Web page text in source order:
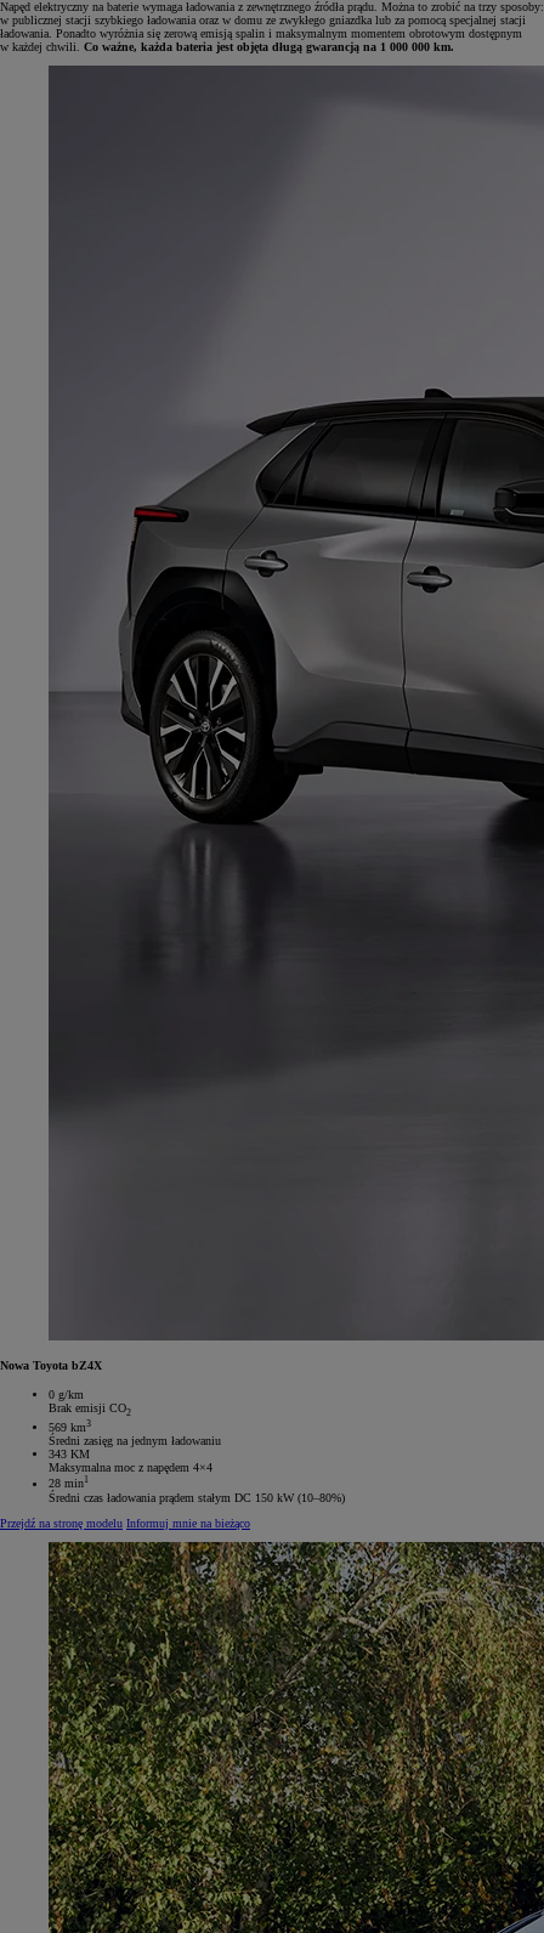
Napęd elektryczny na baterie wymaga ładowania z zewnętrznego źródła prądu. Można to zrobić na trzy sposoby:
w publicznej stacji szybkiego ładowania oraz w domu ze zwykłego gniazdka lub za pomocą specjalnej stacji
ładowania. Ponadto wyróżnia się zerową emisją spalin i maksymalnym momentem obrotowym dostępnym
w każdej chwili. Co ważne, każda bateria jest objęta długą gwarancją na 1 000 000 km.
Nowa Toyota bZ4X
0 g/km
Brak emisji CO2
569 km3
Średni zasięg na jednym ładowaniu
343 KM
Maksymalna moc z napędem 4×4
28 min1
Średni czas ładowania prądem stałym DC 150 kW (10–80%)
Przejdź na stronę modelu Informuj mnie na bieżąco